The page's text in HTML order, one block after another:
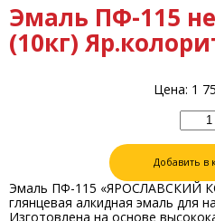
Эмаль ПФ-115
(10кг)
Цена: 1
Добавить в
Эмаль ПФ-115 «ЯРОСЛАВСКИЙ
глянцевая алкидная эмаль для
Изготовлена на основе